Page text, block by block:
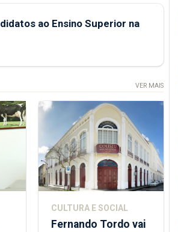
ao Ensino Superior na
VER MAIS
CULTURA E SOCIAL
Fernando Tordo vai